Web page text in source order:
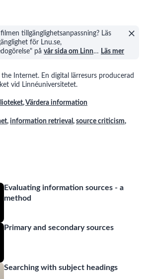
Evaluating information sources - a
method
Primary and secondary sources
Searching with subject headings
tillgänglighetsanpassning? Läs
för Lnu.se,
på vår sida om Linn… Läs mer
Internet. En digital lärresurs producerad
vid Linnéuniversitetet.
,Värdera information
, information retrieval , source criticism,